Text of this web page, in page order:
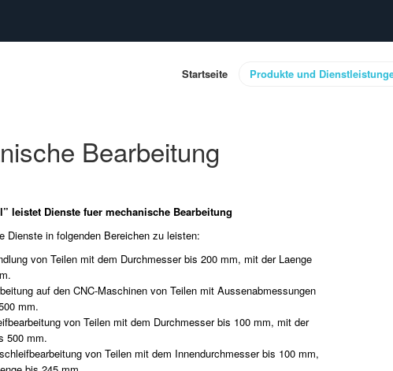
Startseite Produkte und
Bearbeitung
leistet Dienste fuer mechanische Bearbeitung
Dienste in folgenden Bereichen zu leisten:
von Teilen mit dem Durchmesser bis 200 mm, mit der Laenge
auf den CNC-Maschinen von Teilen mit Aussenabmessungen
mm.
von Teilen mit dem Durchmesser bis 100 mm, mit der
500 mm.
von Teilen mit dem Innendurchmesser bis 100 mm,